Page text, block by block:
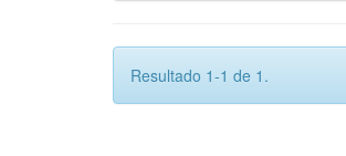
Resultado 1-1 de 1.